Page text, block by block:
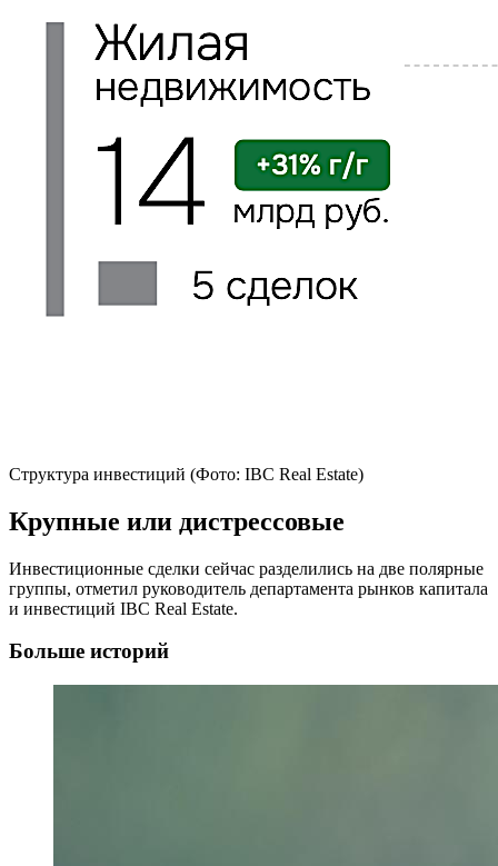
Структура инвестиций (Фото: IBC Real Estate)
Крупные или дистрессовые
Инвестиционные сделки сейчас разделились на две полярные
группы, отметил руководитель департамента рынков капитала
и инвестиций IBC Real Estate.
Больше историй